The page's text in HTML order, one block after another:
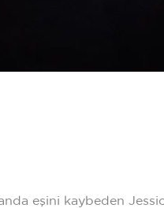
eşini kaybeden